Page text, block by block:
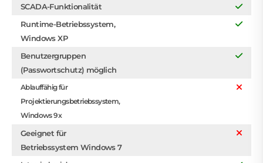
SCADA-Funktionalität
Runtime-Betriebssystem,
Windows XP
Benutzergruppen
(Passwortschutz) möglich
Ablauffähig für
Projektierungsbetriebssystem,
Windows 9x
Geeignet für
Betriebssystem Windows 7